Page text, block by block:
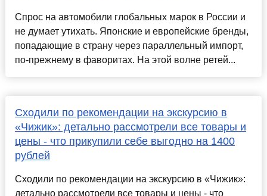
Спрос на автомобили глобальных марок в России и
не думает утихать. Японские и европейские бренды,
попадающие в страну через параллельный импорт,
по-прежнему в фаворитах. На этой волне ретей...
Сходили по рекомендации на экскурсию в
«Чижик»: детально рассмотрели все товары и
цены - что прикупили себе выгодно на 1400
рублей
Сходили по рекомендации на экскурсию в «Чижик»:
детально рассмотрели все товары и цены - что